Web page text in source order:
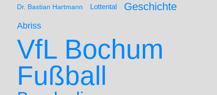
Dr. Bastian Hartmann Lottental Geschichte
Abriss
VfL Bochum
Fußball